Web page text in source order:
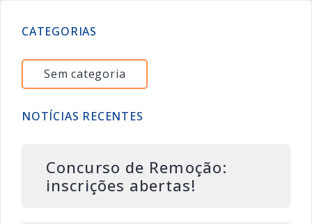
CATEGORIAS
Sem categoria
NOTÍCIAS RECENTES
Concurso de Remoção:
inscrições abertas!